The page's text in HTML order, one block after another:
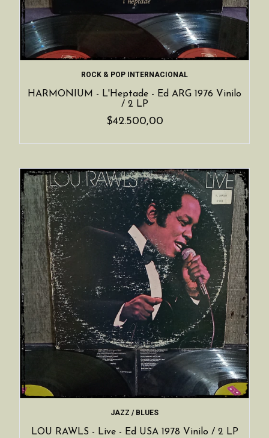
ROCK & POP INTERNACIONAL
HARMONIUM - L'Heptade - Ed ARG 1976 Vinilo
/ 2 LP
$42.500,00
JAZZ / BLUES
LOU RAWLS - Live - Ed USA 1978 Vinilo / 2 LP